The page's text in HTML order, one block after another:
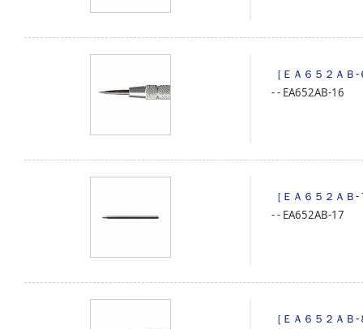
［ＥＡ６５２Ａ
‐‐ EA652AB-16
［ＥＡ６５２Ａ
‐‐ EA652AB-17
［ＥＡ６５２Ａ